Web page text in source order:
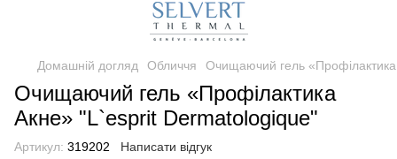
Домашній догляд Обличчя Очищаючий гель
Очищаючий гель «Профілактика
Акне» "L`esprit Dermatologique"
Артикул: 319202 Написати відгук